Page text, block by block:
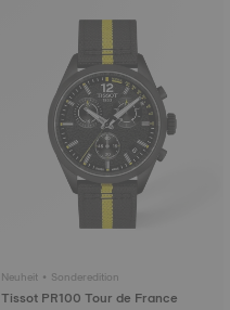
Neuheit • Sonderedition
Tissot PR100 Tour de France